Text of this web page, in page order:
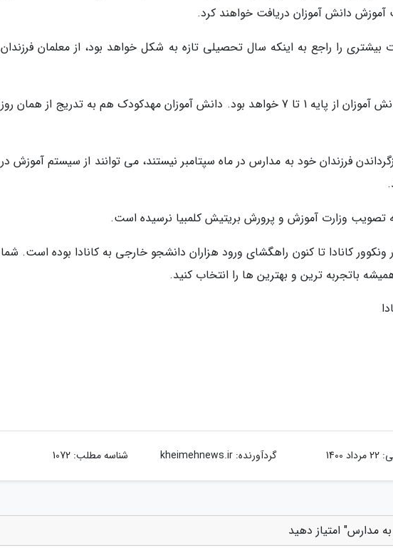
آموزش دانش آموزان دریافت خواهند کرد.
اطلاعات بیشتری را راجع به اینکه سال تحصیلی تازه به شکل خواهد بود، از معلمان فرزندان
14 سپتامبر اولین روز آموزش حضوری دانش آموزان از پایه 1 تا 7 خواهد بود. دانش آموزان مهدکودک هم به تدریج از همان روز
فرزندان خود به مدارس در ماه سپتامبر نیستند، می توانند از سیستم آموزش در
تصویب وزارت آموزش و پرورش بریتیش کلمبیا نرسیده است.
کانادا تا کنون راهگشای ورود هزاران دانشجو خارجی به کانادا بوده است. شما
باتجربه ترین و بهترین ها را انتخاب کنید.
22 مرداد 1400 گردآورنده:kheimehnews.ir شناسه مطلب: 1072
مدارس" امتیاز دهید